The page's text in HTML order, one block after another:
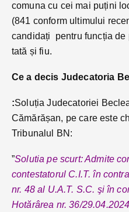
comuna cu cei mai puțini
(841 conform ultimului
candidați pentru funcția de
tată și fiu.
Ce a decis Judecatoria
:Soluția Judecatoriei
Cămărășan, pe care este
Tribunalul BN:
”Solutia pe scurt: Admite
contestatorul C.I.T. în
nr. 48 al U.A.T. S.C. şi în
Hotărârea nr. 36/